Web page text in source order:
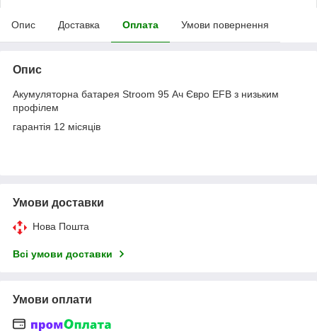
Опис Доставка Оплата Умови повернення
Опис
Акумуляторна батарея Stroom 95 Ач Євро EFB з низьким
профілем
гарантія 12 місяців
Умови доставки
Нова Пошта
Всі умови доставки
Умови оплати